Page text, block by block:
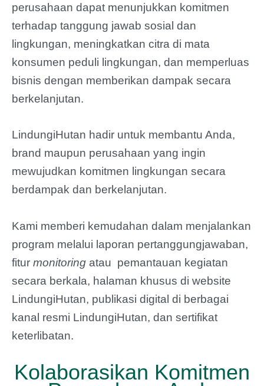
perusahaan dapat menunjukkan komitmen
terhadap tanggung jawab sosial dan
lingkungan, meningkatkan citra di mata
konsumen peduli lingkungan, dan memperluas
bisnis dengan memberikan dampak secara
berkelanjutan.
LindungiHutan hadir untuk membantu Anda,
brand maupun perusahaan yang ingin
mewujudkan komitmen lingkungan secara
berdampak dan berkelanjutan.
Kami memberi kemudahan dalam menjalankan
program melalui laporan pertanggungjawaban,
fitur monitoring atau pemantauan kegiatan
secara berkala, halaman khusus di website
LindungiHutan, publikasi digital di berbagai
kanal resmi LindungiHutan, dan sertifikat
keterlibatan.
Kolaborasikan Komitmen